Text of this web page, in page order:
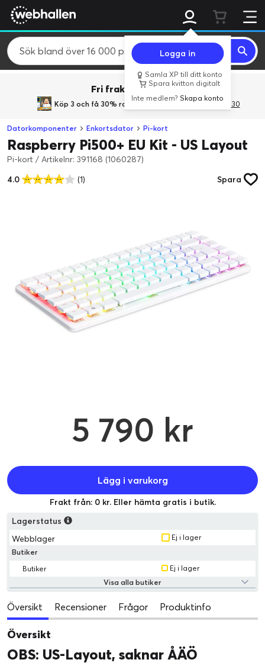
Logga in
Samla XP till ditt konto
Spara kvitton digitalt
Inte medlem?Skapa konto
Fri frakt över 800 kr.
Köp 3 och få 30% rabatt med rabattkoden 3Gives30
Datorkomponenter Enkortsdator Pi-kort
Raspberry Pi500+ EU Kit - US Layout
Pi-kort / Artikelnr: 391168 (1060287)
4.0
(1) Spara
5 790 kr
Lägg i varukorg
Frakt från: 0 kr. Eller hämta gratis i butik.
Lagerstatus
Webblager
Ej i lager
Butiker
Butiker
Ej i lager
Visa alla butiker
Översikt Recensioner Frågor Produktinfo
Översikt
OBS: US-Layout, saknar ÅÄÖ